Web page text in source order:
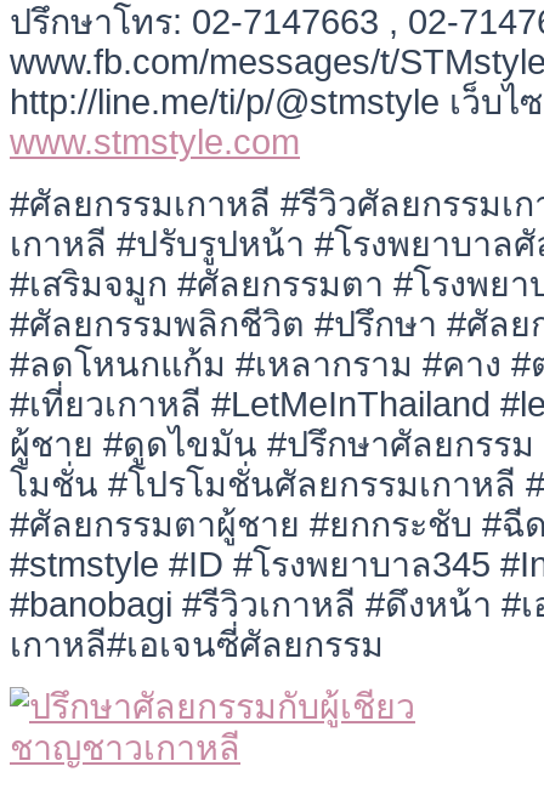
ปรึกษาโทร: 02-7147663 , 02-
www.fb.com/messages/t/
http://line.me/ti/p/@stmstyle เว็บไ
www.stmstyle.com
#ศัลยกรรมเกาหลี #รีวิวศัลยกรรมเ
เกาหลี #ปรับรูปหน้า #โรงพยาบาล
#เสริมจมูก #ศัลยกรรมตา #โรงพยา
#ศัลยกรรมพลิกชีวิต #ปรึกษา #ศัลย
#ลดโหนกแก้ม #เหลากราม #คาง
#เที่ยวเกาหลี #LetMeInThailand
ผู้ชาย #ดูดไขมัน #ปรึกษาศัลยกรรม
โมชั่น #โปรโมชั่นศัลยกรรมเกาหลี
#ศัลยกรรมตาผู้ชาย #ยกกระชับ #
#stmstyle #ID #โรงพยาบาล345
#banobagi #รีวิวเกาหลี #ดึงหน้า #
เกาหลี#เอเจนซี่ศัลยกรรม